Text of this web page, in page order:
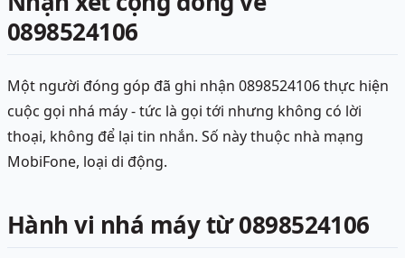
0898524106
Một người đóng góp đã ghi nhận 0898524106 thực hiện
cuộc gọi nhá máy - tức là gọi tới nhưng không có lời
thoại, không để lại tin nhắn. Số này thuộc nhà mạng
MobiFone, loại di động.
Hành vi nhá máy từ 0898524106